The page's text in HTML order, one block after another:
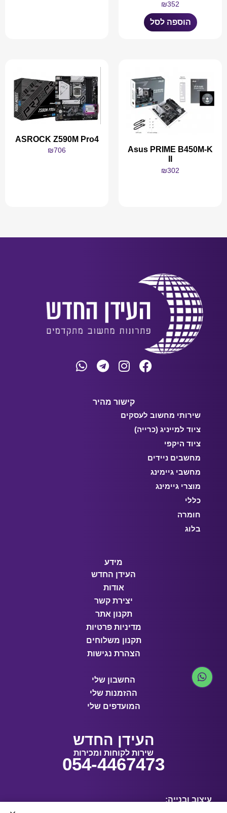
₪352
הוספה לסל
Asus PRIME B450M-K
₪302
ASROCK Z590M Pro4
₪706
קישור מהיר
שירותי מחשוב לעסקים
ציוד למייניג (כרייה)
ציוד היקפי
מחשבים ניידים
מחשבי גיימינג
מוצרי גיימינג
כללי
חומרה
בלוג
מידע
העידן החדש
אודות
יצירת קשר
תקנון אתר
מדיניות פרטיות
תקנון משלוחים
הצהרת נגישות
החשבון שלי
ההזמנות שלי
המועדפים שלי
העידן החדש
שירות לקוחות ומכירות
054-4467473
עיצוב ובנייה: